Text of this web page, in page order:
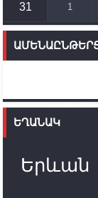
31 1
ԵՂԱՆԱԿ
Երևան